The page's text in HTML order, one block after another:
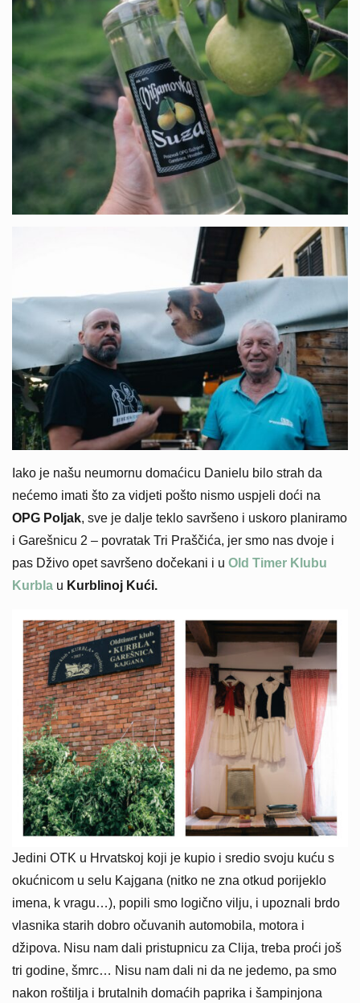
Iako je našu neumornu domaćicu Danielu bilo strah da
nećemo imati što za vidjeti pošto nismo uspjeli doći na
OPG Poljak, sve je dalje teklo savršeno i uskoro planiramo
i Garešnicu 2 – povratak Tri Praščića, jer smo nas dvoje i
pas Dživo opet savršeno dočekani i u Old Timer Klubu
Kurbla u Kurblinoj Kući.
Jedini OTK u Hrvatskoj koji je kupio i sredio svoju kuću s
okućnicom u selu Kajgana (nitko ne zna otkud porijeklo
imena, k vragu…), popili smo logično vilju, i upoznali brdo
vlasnika starih dobro očuvanih automobila, motora i
džipova. Nisu nam dali pristupnicu za Clija, treba proći još
tri godine, šmrc… Nisu nam dali ni da ne jedemo, pa smo
nakon roštilja i brutalnih domaćih paprika i šampinjona